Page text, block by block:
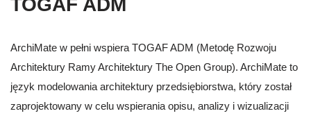
TOGAF ADM
ArchiMate w pełni wspiera TOGAF ADM (Metodę Rozwoju
Architektury Ramy Architektury The Open Group). ArchiMate to
język modelowania architektury przedsiębiorstwa, który został
zaprojektowany w celu wspierania opisu, analizy i wizualizacji